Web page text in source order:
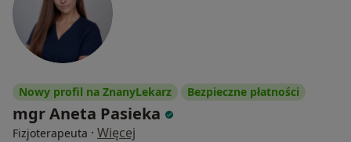
Nowy profil na ZnanyLekarz Bezpieczne płatności
mgr Aneta Pasieka
Fizjoterapeuta · Więcej